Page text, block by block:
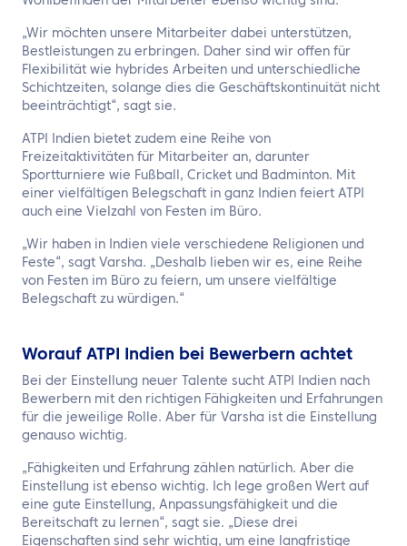
„Wir möchten unsere Mitarbeiter dabei unterstützen,
Bestleistungen zu erbringen. Daher sind wir offen für
Flexibilität wie hybrides Arbeiten und unterschiedliche
Schichtzeiten, solange dies die Geschäftskontinuität nicht
beeinträchtigt“, sagt sie.
ATPI Indien bietet zudem eine Reihe von
Freizeitaktivitäten für Mitarbeiter an, darunter
Sportturniere wie Fußball, Cricket und Badminton. Mit
einer vielfältigen Belegschaft in ganz Indien feiert ATPI
auch eine Vielzahl von Festen im Büro.
„Wir haben in Indien viele verschiedene Religionen und
Feste“, sagt Varsha. „Deshalb lieben wir es, eine Reihe
von Festen im Büro zu feiern, um unsere vielfältige
Belegschaft zu würdigen.“
Worauf ATPI Indien bei Bewerbern achtet
Bei der Einstellung neuer Talente sucht ATPI Indien nach
Bewerbern mit den richtigen Fähigkeiten und Erfahrungen
für die jeweilige Rolle. Aber für Varsha ist die Einstellung
genauso wichtig.
„Fähigkeiten und Erfahrung zählen natürlich. Aber die
Einstellung ist ebenso wichtig. Ich lege großen Wert auf
eine gute Einstellung, Anpassungsfähigkeit und die
Bereitschaft zu lernen“, sagt sie. „Diese drei
Eigenschaften sind sehr wichtig, um eine langfristige